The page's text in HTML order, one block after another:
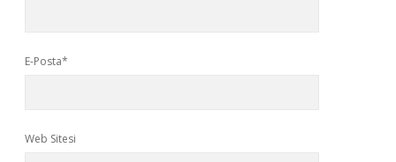
E-Posta*
Web Sitesi